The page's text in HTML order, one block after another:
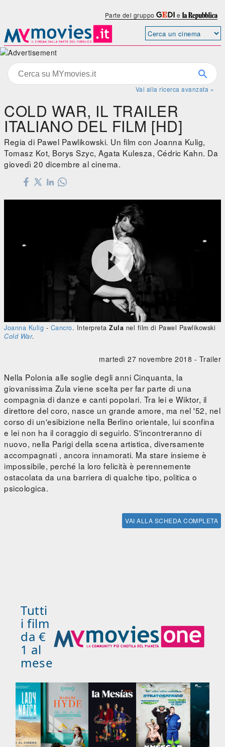
Parte del gruppo e
Vai alla ricerca avanzata »
COLD WAR, IL TRAILER
ITALIANO DEL FILM [HD]
Regia di Pawel Pawlikowski. Un film con Joanna Kulig,
Tomasz Kot, Borys Szyc, Agata Kulesza, Cédric Kahn. Da
giovedì 20 dicembre al cinema.

Cold War, il trailer italiano del film [HD]
Joanna Kulig - Cancro. Interpreta Zula nel film di Pawel Pawlikowski
Cold War.
martedì 27 novembre 2018 - Trailer
Nella Polonia alle soglie degli anni Cinquanta, la
giovanissima Zula viene scelta per far parte di una
compagnia di danze e canti popolari. Tra lei e Wiktor, il
direttore del coro, nasce un grande amore, ma nel '52, nel
corso di un'esibizione nella Berlino orientale, lui sconfina
e lei non ha il coraggio di seguirlo. S'incontreranno di
nuovo, nella Parigi della scena artistica, diversamente
accompagnati , ancora innamorati. Ma stare insieme è
impossibile, perché la loro felicità è perennemente
ostacolata da una barriera di qualche tipo, politica o
psicologica.
VAI ALLA SCHEDA COMPLETA
Tutti
i film
da €
1 al
mese